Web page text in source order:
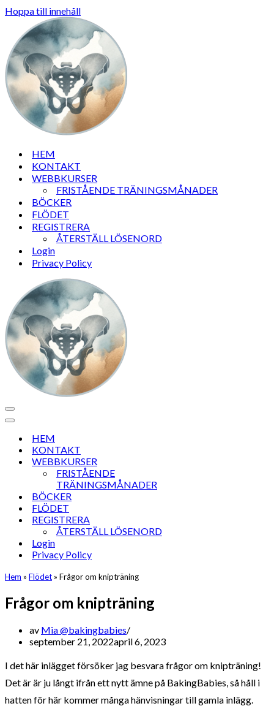
Hoppa till innehåll
HEM
KONTAKT
WEBBKURSER
FRISTÅENDE TRÄNINGSMÅNADER
BÖCKER
FLÖDET
REGISTRERA
ÅTERSTÄLL LÖSENORD
Login
Privacy Policy
Navigeringsmeny
Navigeringsmeny
HEM
KONTAKT
WEBBKURSER
FRISTÅENDE
TRÄNINGSMÅNADER
BÖCKER
FLÖDET
REGISTRERA
ÅTERSTÄLL LÖSENORD
Login
Privacy Policy
Hem » Flödet» Frågor om knipträning
Frågor om knipträning
av Mia @bakingbabies
september 21, 2022april 6, 2023
I det här inlägget försöker jag besvara frågor om knipträning!
Det är är ju långt ifrån ett nytt ämne på BakingBabies, så håll i
hatten för här kommer många hänvisningar till gamla inlägg.